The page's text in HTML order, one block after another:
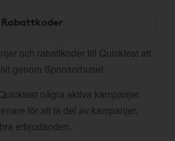
och rabattkoder till Quicktest att
genom Sponsorhuset.
några aktiva kampanjer.
för att ta del av kampanjer,
erbjudanden.